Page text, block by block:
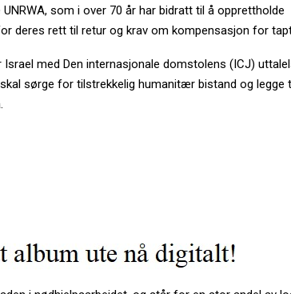
som i over 70 år har bidratt til å opprettholde
deres rett til retur og krav om kompensasjon for
med Den internasjonale domstolens (ICJ)
sørge for tilstrekkelig humanitær bistand og legge